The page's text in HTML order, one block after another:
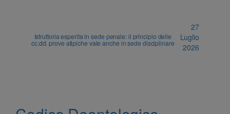
Istruttoria esperita in sede penale: il principio delle
cc.dd. prove atipiche vale anche in sede disciplinare
27
Luglio
2026